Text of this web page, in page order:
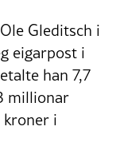
Gleditsch i
eigarpost i
han 7,7
millionar
i